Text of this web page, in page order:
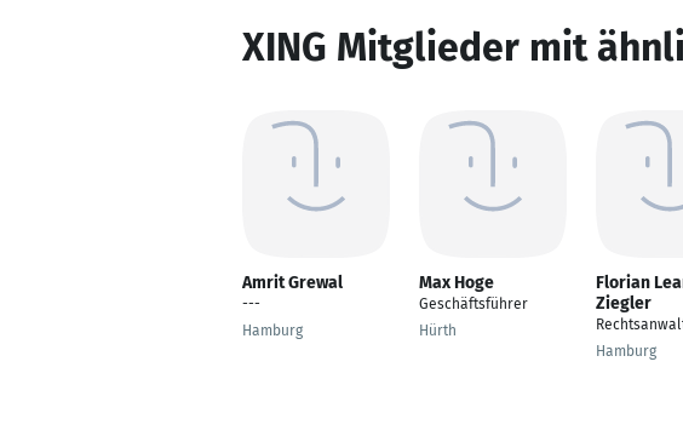
XING Mitglieder mit
Amrit Grewal
---
Hamburg
Max Hoge
Geschäftsführer
Hürth
Florian
Ziegler
Hamburg